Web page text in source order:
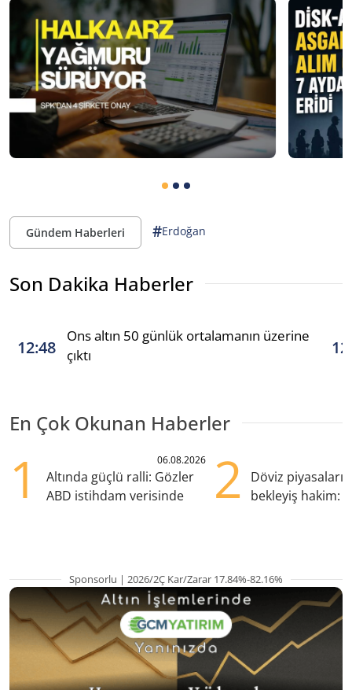
Gündem Haberleri #Erdoğan
Son Dakika Haberler
12:48
Ons altın 50 günlük ortalamanın üzerine
çıktı
En Çok Okunan Haberler
1 06.08.2026
Altında güçlü ralli: Gözler
ABD istihdam verisinde
2
Döviz
bekleyiş hakim:
Sponsorlu | 2026/2Ç Kar/Zarar 17.84%-82.16%